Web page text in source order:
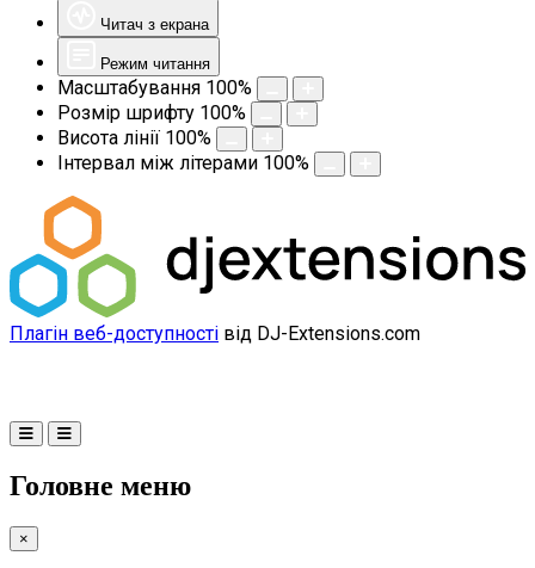
Читач з екрана
Режим читання
Масштабування 100%
Розмір шрифту 100%
Висота лінії 100%
Інтервал між літерами 100%
Плагін веб-доступності від DJ-Extensions.com
Головне меню
×